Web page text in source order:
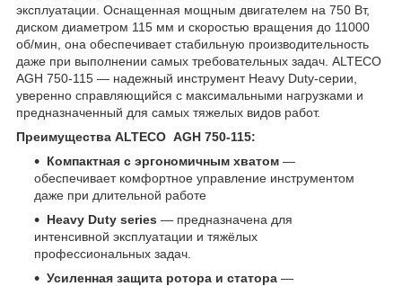
эксплуатации. Оснащенная мощным двигателем на 750 Вт,
диском диаметром 115 мм и скоростью вращения до 11000
об/мин, она обеспечивает стабильную производительность
даже при выполнении самых требовательных задач. ALTECO
AGH 750-115 — надежный инструмент Heavy Duty-серии,
уверенно справляющийся с максимальными нагрузками и
предназначенный для самых тяжелых видов работ.
Преимущества ALTECO AGH 750-115:
Компактная с эргономичным хватом —
обеспечивает комфортное управление инструментом
даже при длительной работе
Heavy Duty series — предназначена для
интенсивной эксплуатации и тяжёлых
профессиональных задач.
Усиленная защита ротора и статора —